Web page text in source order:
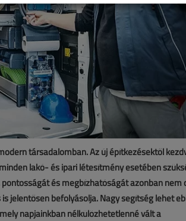
társadalomban. Az új építkezésektől
lakó- és ipari létesítmény esetében
és megbízhatóságát azonban nem
jelentősen befolyásolja. Nagy segítség lehet
napjainkban nélkülözhetetlenné vált a